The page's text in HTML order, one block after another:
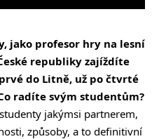
jako profesor hry na lesní
republiky zajíždíte
do Litně, už po čtvrté
radíte svým studentům?
jakýmsi partnerem,
způsoby, a to definitivní